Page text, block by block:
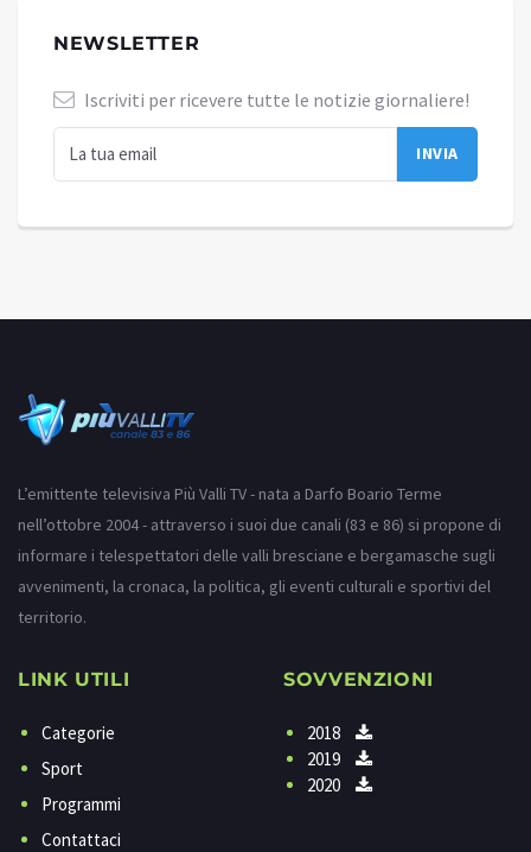
NEWSLETTER
Iscriviti per ricevere tutte le notizie giornaliere!
L’emittente televisiva Più Valli TV - nata a Darfo Boario Terme
nell’ottobre 2004 - attraverso i suoi due canali (83 e 86) si propone di
informare i telespettatori delle valli bresciane e bergamasche sugli
avvenimenti, la cronaca, la politica, gli eventi culturali e sportivi del
territorio.
LINK UTILI
Categorie
Sport
Programmi
Contattaci
SOVVENZIONI
2018
2019
2020